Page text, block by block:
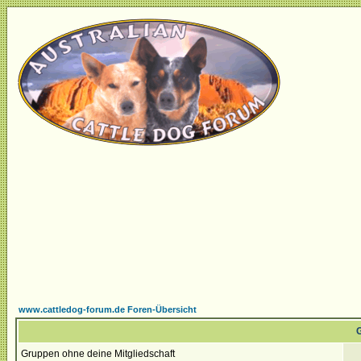
www.cattledog-forum.de Foren-Übersicht
Gruppen ohne deine Mitgliedschaft